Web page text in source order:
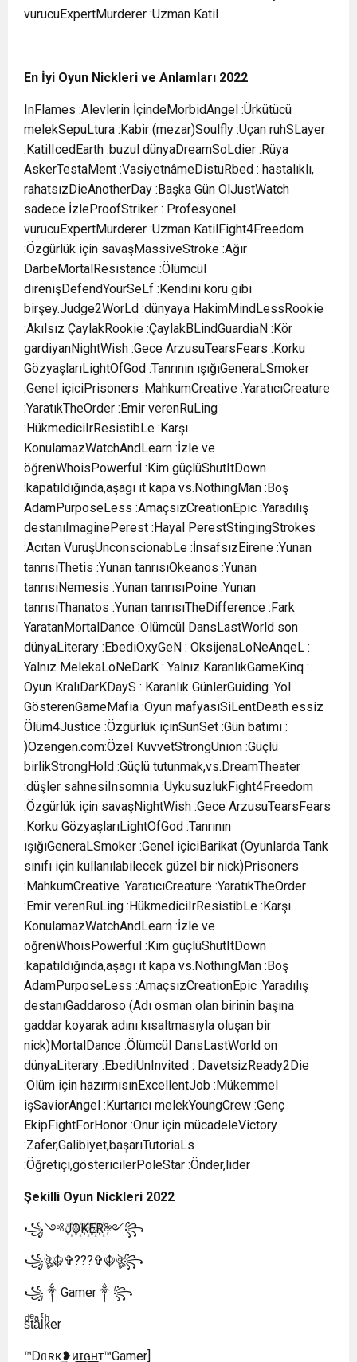
vurucuExpertMurderer :Uzman Katil
En İyi Oyun Nickleri ve Anlamları 2022
InFlames :Alevlerin İçindeMorbidAngel :Ürkütücü
melekSepuLtura :Kabir (mezar)Soulfly :Uçan ruhSLayer
:KatilIcedEarth :buzul dünyaDreamSoLdier :Rüya
AskerTestaMent :VasiyetnâmeDistuRbed : hastalıklı,
rahatsızDieAnotherDay :Başka Gün ÖlJustWatch
sadece İzleProofStriker : Profesyonel
vurucuExpertMurderer :Uzman KatilFight4Freedom
:Özgürlük için savaşMassiveStroke :Ağır
DarbeMortalResistance :Ölümcül
direnişDefendYourSeLf :Kendini koru gibi
birşey.Judge2WorLd :dünyaya HakimMindLessRookie
:Akılsız ÇaylakRookie :ÇaylakBLindGuardiaN :Kör
gardiyanNightWish :Gece ArzusuTearsFears :Korku
GözyaşlarıLightOfGod :Tanrının ışığıGeneraLSmoker
:Genel içiciPrisoners :MahkumCreative :YaratıcıCreature
:YaratıkTheOrder :Emir verenRuLing
:HükmediciIrResistibLe :Karşı
KonulamazWatchAndLearn :İzle ve
öğrenWhoisPowerful :Kim güçlüShutItDown
:kapatıldığında,aşagı it kapa vs.NothingMan :Boş
AdamPurposeLess :AmaçsızCreationEpic :Yaradılış
destanıImaginePerest :Hayal PerestStingingStrokes
:Acıtan VuruşUnconscionabLe :İnsafsızEirene :Yunan
tanrısıThetis :Yunan tanrısıOkeanos :Yunan
tanrısıNemesis :Yunan tanrısıPoine :Yunan
tanrısıThanatos :Yunan tanrısıTheDifference :Fark
YaratanMortalDance :Ölümcül DansLastWorld son
dünyaLiterary :EbediOxyGeN : OksijenaLoNeAnqeL :
Yalnız MelekaLoNeDarK : Yalnız KaranlıkGameKinq :
Oyun KralıDarKDayS : Karanlık GünlerGuiding :Yol
GösterenGameMafia :Oyun mafyasıSiLentDeath essiz
Ölüm4Justice :Özgürlük içinSunSet :Gün batımı :
)Ozengen.com:Özel KuvvetStrongUnion :Güçlü
birlikStrongHold :Güçlü tutunmak,vs.DreamTheater
:düşler sahnesiInsomnia :UykusuzlukFight4Freedom
:Özgürlük için savaşNightWish :Gece ArzusuTearsFears
:Korku GözyaşlarıLightOfGod :Tanrının
ışığıGeneraLSmoker :Genel içiciBarikat (Oyunlarda Tank
sınıfı için kullanılabilecek güzel bir nick)Prisoners
:MahkumCreative :YaratıcıCreature :YaratıkTheOrder
:Emir verenRuLing :HükmediciIrResistibLe :Karşı
KonulamazWatchAndLearn :İzle ve
öğrenWhoisPowerful :Kim güçlüShutItDown
:kapatıldığında,aşagı it kapa vs.NothingMan :Boş
AdamPurposeLess :AmaçsızCreationEpic :Yaradılış
destanıGaddaroso (Adı osman olan birinin başına
gaddar koyarak adını kısaltmasıyla oluşan bir
nick)MortalDance :Ölümcül DansLastWorld on
dünyaLiterary :EbediUnInvited : DavetsizReady2Die
:Ölüm için hazırmısınExcellentJob :Mükemmel
işSaviorAngel :Kurtarıcı melekYoungCrew :Genç
EkipFightForHonor :Onur için mücadeleVictory
:Zafer,Galibiyet,başarıTutoriaLs
:Öğretiçi,göstericilerPoleStar :Önder,lider
Şekilli Oyun Nickleri 2022
꧁༺J꙰O꙰K꙰E꙰R꙰༻꧂
꧁ঔৣ☬✞???✞☬ঔৣ꧂
꧁༒Gamer༒꧂
sͩtͤaͣlͭkͪer
™Ꭰᥲʀκ͢❥Ӄᴎ͟͞ɪ͟͞ԍ͟͞ʜ͟͞ᴛ™Gamer]